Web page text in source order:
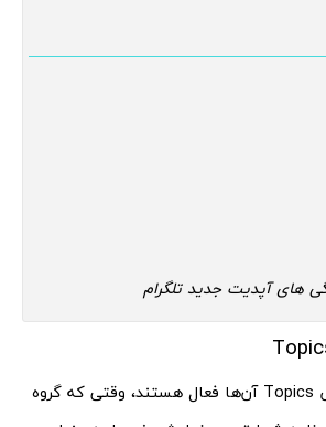
های آپدیت جدید تلگرام
در گروه‌هایی که بخش Topics آن‌ها فعال هستند، وقتی که گروه